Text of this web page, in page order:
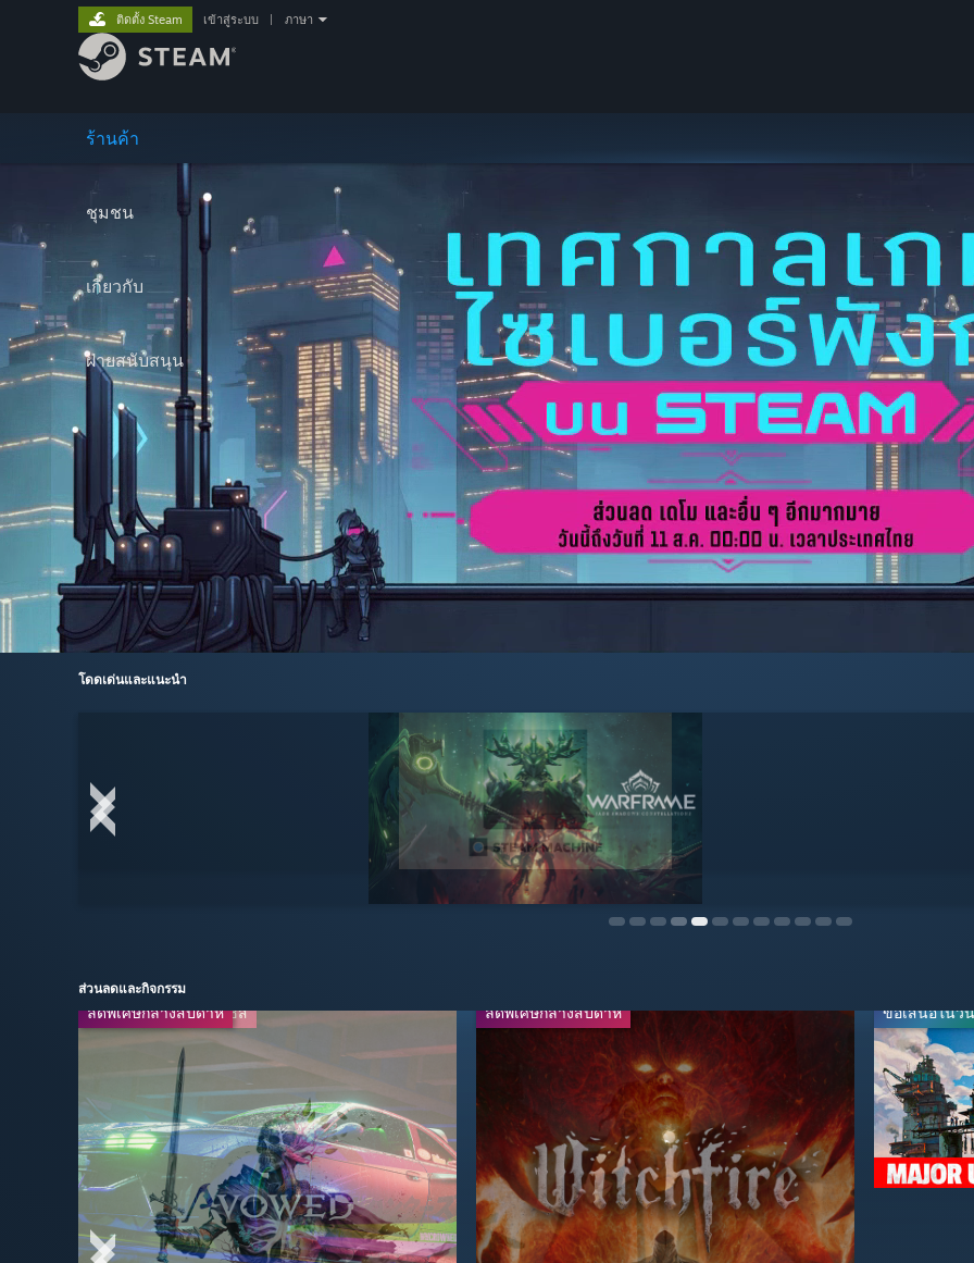
ร้านค้า
ชุมชน
เกี่ยวกับ
ฝ่ายสนับสนุน
ติดตั้ง Steam เข้าสู่ระบบ ภาษา
โดดเด่นและแนะนำ
ส่วนลดและกิจกรรม
ลดพิเศษกลางสัปดาห์ ลดพิเศษกลางสัปดาห์ ข้อเสนอในวั
ลดกระหน่ำทั้งแฟรนไชส์ ลดพิเศษกลางสัปดาห์
-20% $49.99$39.99 -80% $49.99 $9.99
-30% $19.99$13.99 -50% $59.99$29.99